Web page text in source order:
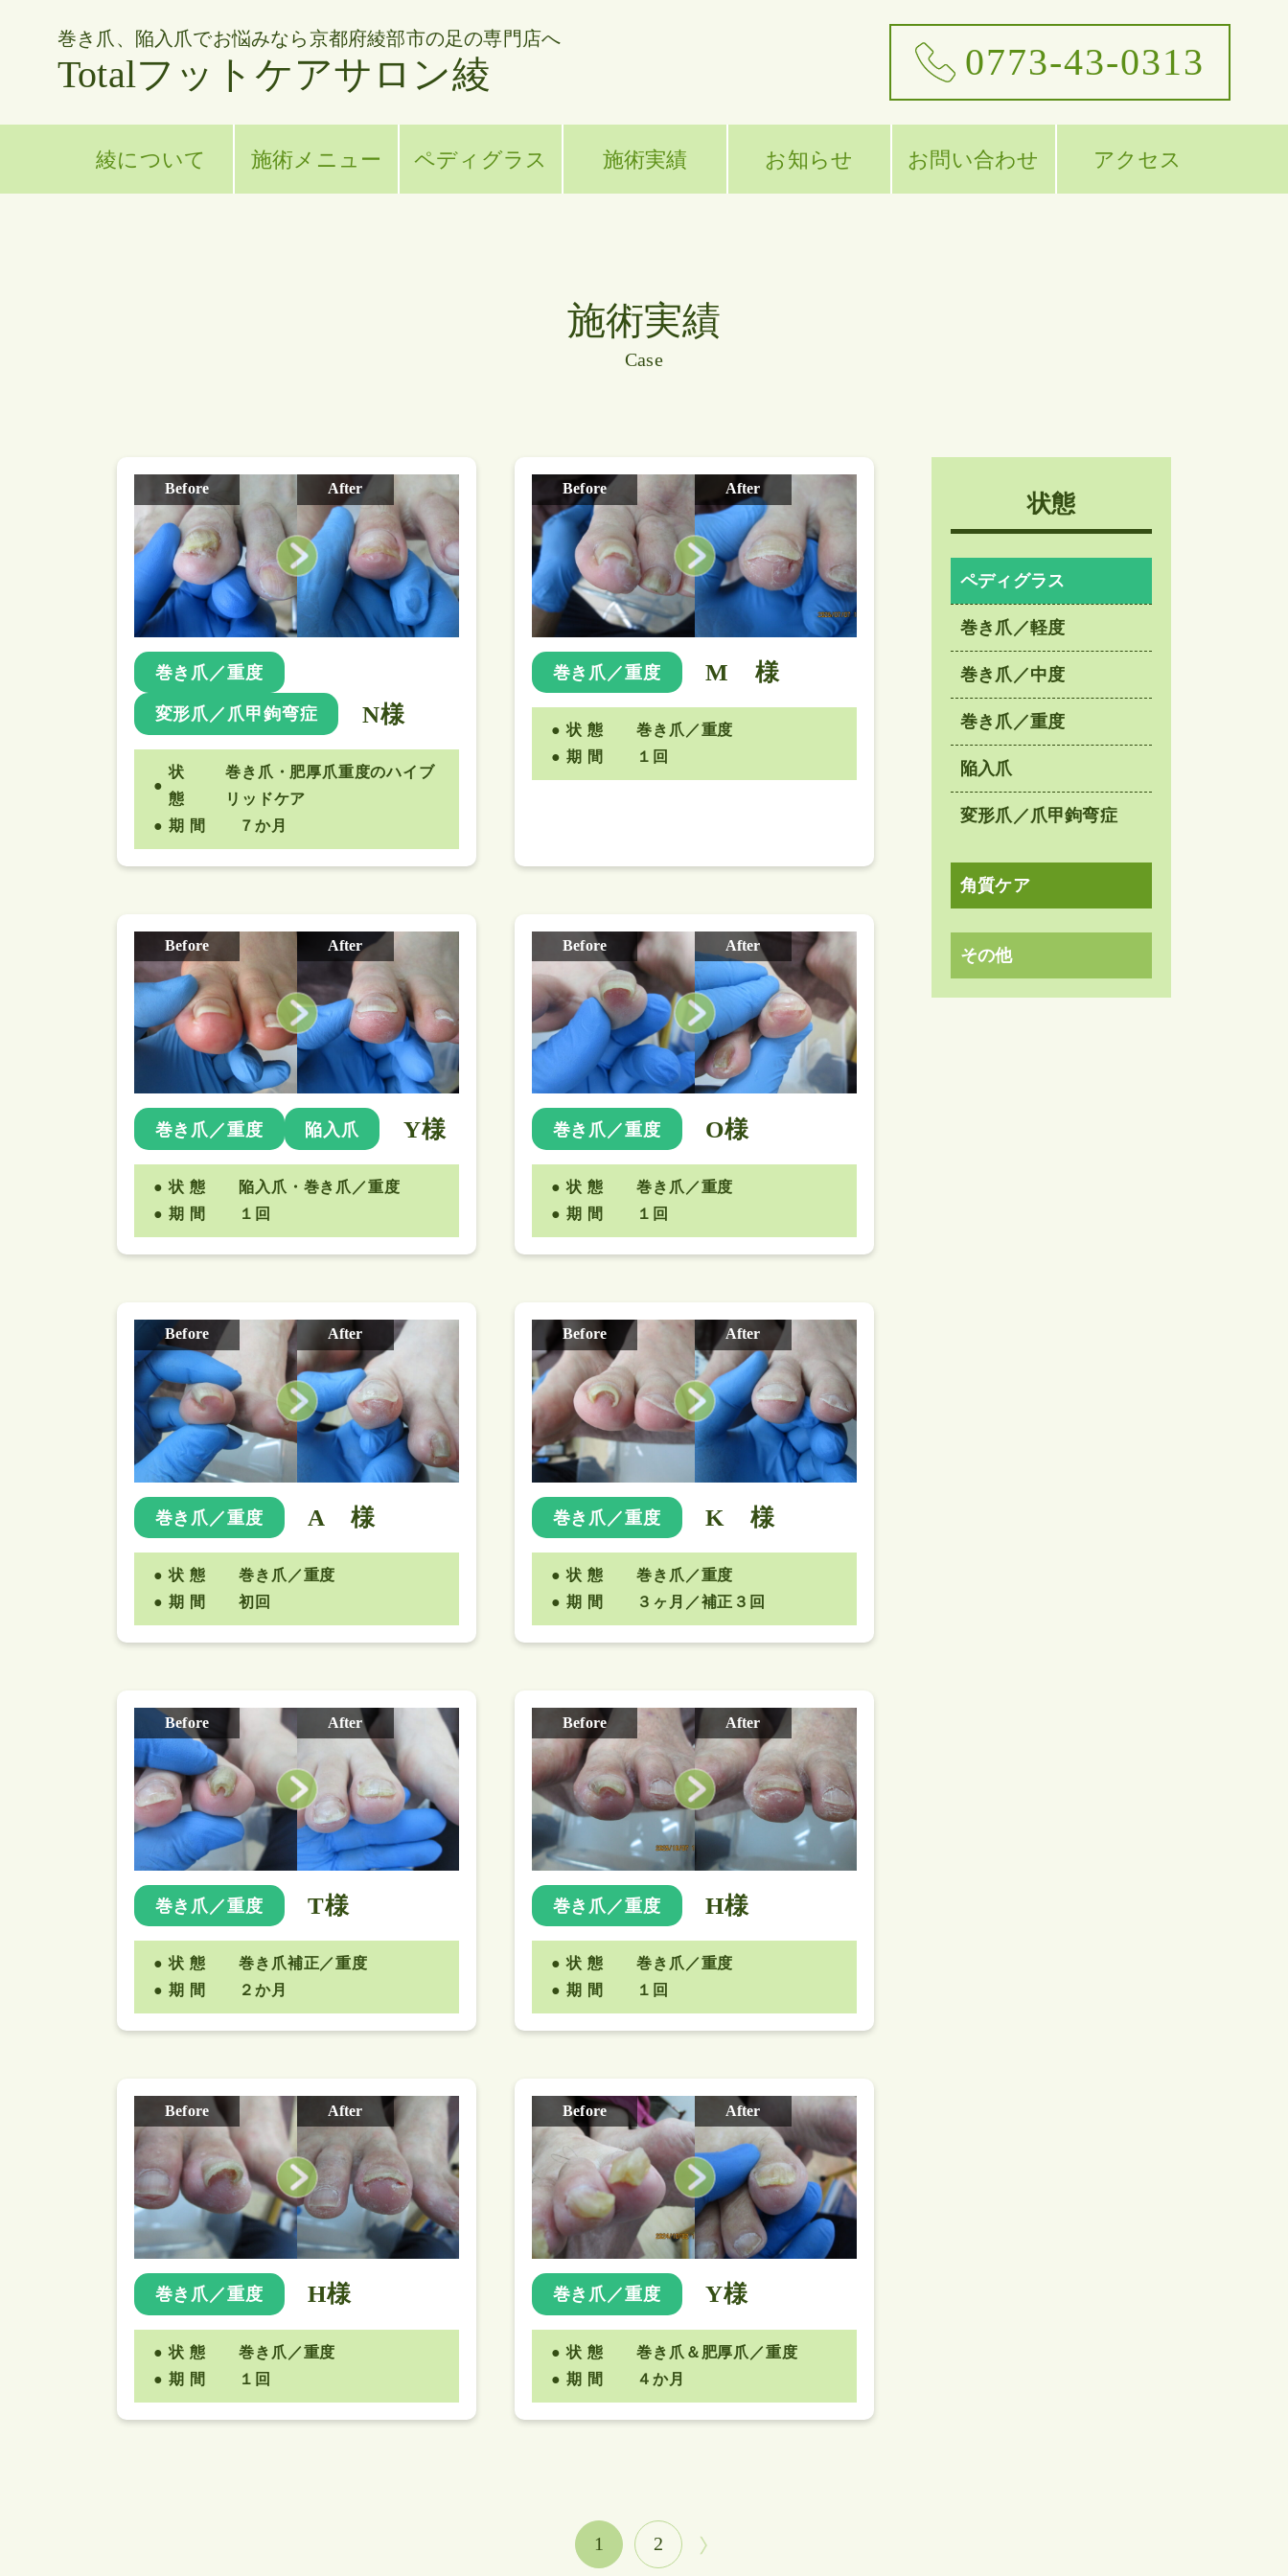
巻き爪、陥入爪でお悩みなら京都府綾部市の足の専門店へ
Totalフットケアサロン綾 0773-43-0313
綾について 施術メニュー ペディグラス 施術実績 お知らせ お問い合わせ アクセス
施術実績
Case
Before After
巻き爪／重度
変形爪／爪甲鉤弯症 N様
状
態
巻き爪・肥厚爪重度のハイブ
リッドケア
期 間
７か月
Before After
巻き爪／重度 M 様
状 態
巻き爪／重度
期 間
１回
Before After
巻き爪／重度 陥入爪 Y様
状 態
陥入爪・巻き爪／重度
期 間
１回
Before After
巻き爪／重度 O様
状 態
巻き爪／重度
期 間
１回
Before After
巻き爪／重度 A 様
状 態
巻き爪／重度
期 間
初回
Before After
巻き爪／重度 K 様
状 態
巻き爪／重度
期 間
３ヶ月／補正３回
Before After
巻き爪／重度 T様
状 態
巻き爪補正／重度
期 間
２か月
Before After
巻き爪／重度 H様
状 態
巻き爪／重度
期 間
１回
Before After
巻き爪／重度 H様
状 態
巻き爪／重度
期 間
１回
Before After
巻き爪／重度 Y様
状 態
巻き爪＆肥厚爪／重度
期 間
４か月
状態
ペディグラス
巻き爪／軽度
巻き爪／中度
巻き爪／重度
陥入爪
変形爪／爪甲鉤弯症
角質ケア
その他
1 2